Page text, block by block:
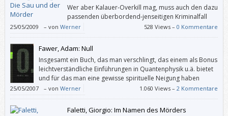
Wer aber Kalauer-Overkill mag, muss auch den dazu
passenden überbordend-jenseitigen Kriminalfall
inklusive gesucht origineller Figuren mögen. Leider
ist das bei mir in diesem Fall auch nicht der Fall.
25/05/2009 – von Werner 528 Views –0 Kommentare
Fawer, Adam: Null
Insgesamt ein Buch, das man verschlingt, das einem als Bonus
leichtverständliche Einführungen in Quantenphysik u.ä. bietet
und für das man eine gewisse spirituelle Neigung haben
sollte, sonst könnte einen der Schluss so irritieren, dass man
den ganzen Roman abwertet. Und das wäre schade.
25/05/2007 – von Werner 1.060 Views –2 Kommentare
Faletti, Giorgio: Im Namen des Mörders